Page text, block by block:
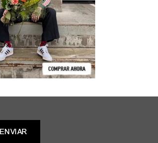
ENVIAR